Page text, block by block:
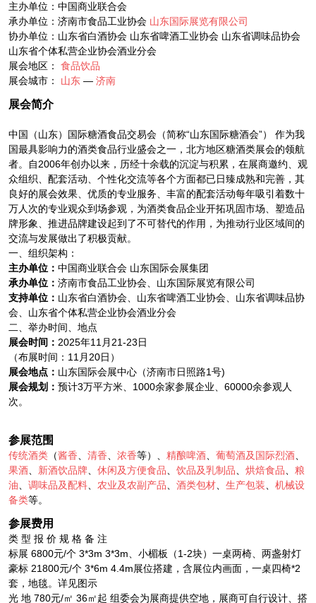
主办单位：中国商业联合会
承办单位：济南市食品工业协会 山东国际展览有限公司
协办单位：山东省白酒协会 山东省啤酒工业协会 山东省调味品协会
山东省个体私营企业协会酒业分会
展会地区： 食品饮品
展会城市： 山东 — 济南
展会简介
中国（山东）国际糖酒食品交易会（简称“山东国际糖酒会”） 作为我
国最具影响力的酒类食品行业盛会之一，北方地区糖酒类展会的领航
者。自2006年创办以来，历经十余载的沉淀与积累，在展商邀约、观
众组织、配套活动、个性化交流等各个方面都已日臻成熟和完善，其
良好的展会效果、优质的专业服务、丰富的配套活动每年吸引着数十
万人次的专业观众到场参观，为酒类食品企业开拓巩固市场、塑造品
牌形象、推进品牌建设起到了不可替代的作用，为推动行业区域间的
交流与发展做出了积极贡献。
一、组织架构：
主办单位： 中国商业联合会 山东国际会展集团
承办单位： 济南市食品工业协会、山东国际展览有限公司
支持单位： 山东省白酒协会、山东省啤酒工业协会、山东省调味品协
会、山东省个体私营企业协会酒业分会
二、举办时间、地点
展会时间： 2025年11月21-23日
（布展时间：11月20日）
展会地点： 山东国际会展中心（济南市日照路1号)
展会规划： 预计3万平方米、1000余家参展企业、60000余参观人
次。
参展范围
传统酒类 （酱香 清香 浓香等）、 精酿啤酒 葡萄酒及国际烈酒
果酒
新酒饮品牌 休闲及方便食品 饮品及乳制品 烘焙食品
粮
油
调味品及配料 农业及农副产品 酒类包材 生产包装
机械设
备类等。
参展费用
类 型 报 价 规 格 备 注
标展 6800元/个 3*3m 3*3m、小楣板（1-2块）一桌两椅、两盏射灯
豪标 21800元/个 3*6m 4.4m展位搭建，含展位内画面，一桌四椅*2
套，地毯。详见图示
光 地 780元/㎡ 36㎡起 组委会为展商提供空地，展商可自行设计、搭